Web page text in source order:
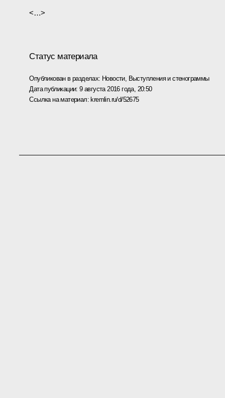
<…>
Статус материала
Опубликован в разделах: Новости, Выступления и стенограммы
Дата публикации:9 августа 2016 года, 20:50
Ссылка на материал: kremlin.ru/d/52675